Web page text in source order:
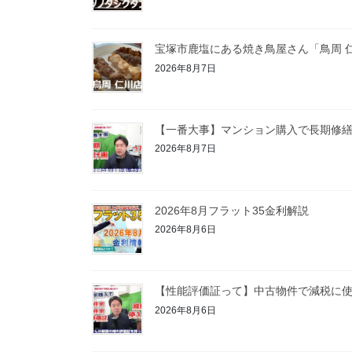
宝塚市鹿塩にある焼き鳥屋さん「鳥周
2026年8月7日
【一番大事】マンション購入で長期修
2026年8月7日
2026年8月フラット35金利解説
2026年8月6日
【性能評価証って】中古物件で減税に
2026年8月6日